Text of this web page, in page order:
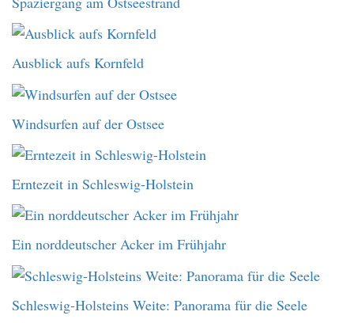
Ausblick aufs Kornfeld
Windsurfen auf der Ostsee
Erntezeit in Schleswig-Holstein
Ein norddeutscher Acker im Frühjahr
Schleswig-Holsteins Weite: Panorama für die Seele